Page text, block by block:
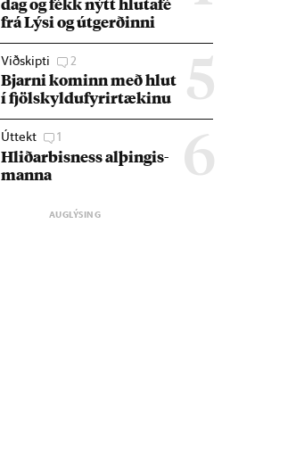
frá Lýsi og út­gerð­inni
5
Viðskipti 2
Bjarni kom­inn með hlut
í fjöl­skyldu­fyr­ir­tæk­inu
6
Úttekt 1
Hlið­ar­bis­ness al­þing­is­
manna